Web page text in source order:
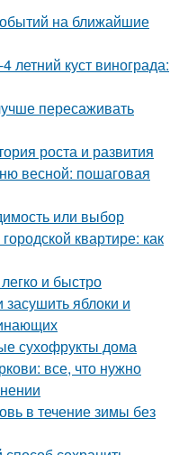
на ближайшие
летний куст винограда:
пересаживать
роста и развития
весной: пошаговая
или выбор
квартире: как
и быстро
засушить яблоки и
сухофрукты дома
все, что нужно
в течение зимы без